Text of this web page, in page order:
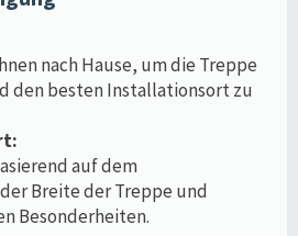
nach Hause, um die Treppe
den besten Installationsort zu
auf dem
Breite der Treppe und
Besonderheiten.